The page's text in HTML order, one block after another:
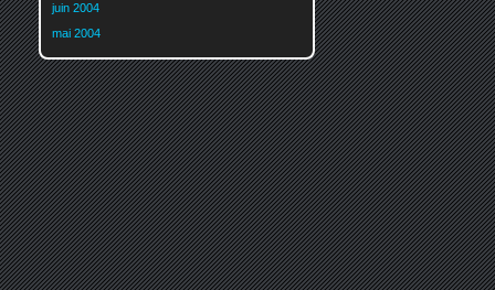
juin 2004
mai 2004